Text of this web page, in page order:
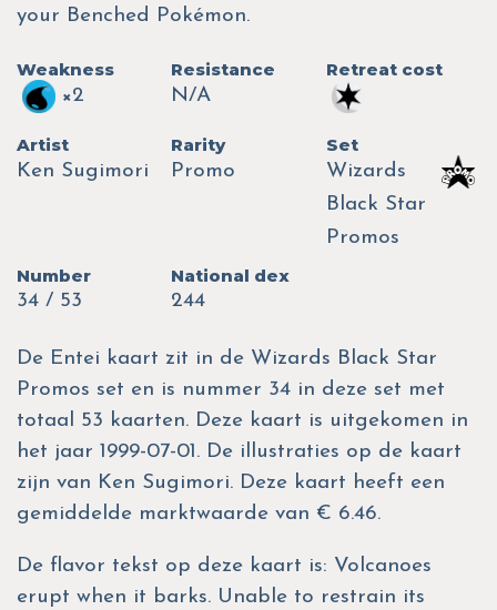
your Benched Pokémon.
Weakness
×2
Resistance
N/A
Retreat cost
Artist
Ken Sugimori
Rarity
Promo
Set
Wizards
Black Star
Promos
Number
34 / 53
National dex
244
De Entei kaart zit in de Wizards Black Star
Promos set en is nummer 34 in deze set met
totaal 53 kaarten. Deze kaart is uitgekomen in
het jaar 1999-07-01. De illustraties op de kaart
zijn van Ken Sugimori. Deze kaart heeft een
gemiddelde marktwaarde van € 6.46.
De flavor tekst op deze kaart is: Volcanoes
erupt when it barks. Unable to restrain its